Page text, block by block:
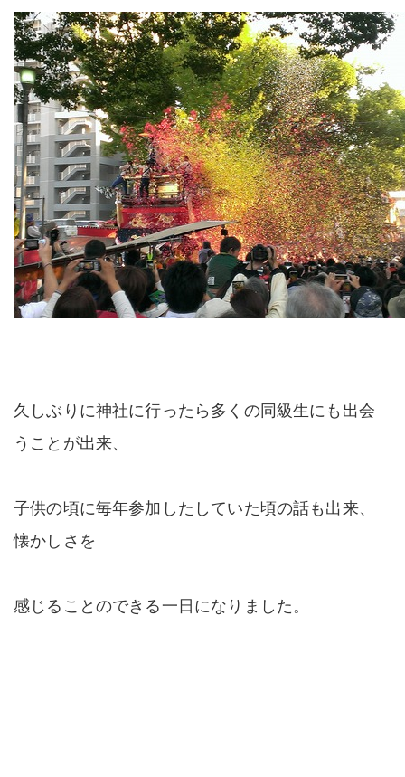
久しぶりに神社に行ったら多くの同級生にも出会
うことが出来、
子供の頃に毎年参加したしていた頃の話も出来、
懐かしさを
感じることのできる一日になりました。